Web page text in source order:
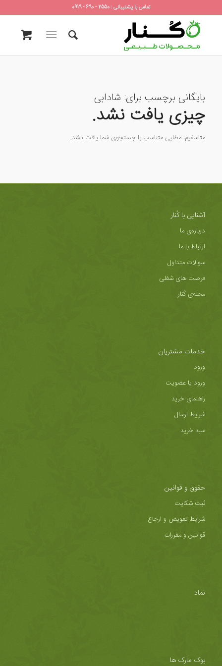
تماس با پشتیبانی : 2550 - 690 - 0919
بایگانی برچسب برای: شادابی
چیزی یافت نشد.
متاسفیم، مطلبی متناسب با جستجوی شما یافت نشد.
آشنایی با کُنار
درباره‌ی ما
ارتباط با ما
سوالات متداول
فرصت های شغلی
مجله‌ی کُنار
خدمات مشتریان
ورود
ورود یا عضویت
راهنمای خرید
شرایط ارسال
سبد خرید
حقوق و قوانین
ثبت شکایت
شرایط تعویض و ارجاع
قوانین و مقررات
نماد
بوک مارک ها